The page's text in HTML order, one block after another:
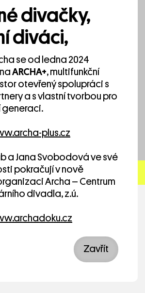
divačky,
diváci,
se od ledna 2024
ARCHA+, multifunkční
otevřený spolupráci s
a s vlastní tvorbou pro
generaci.
plus.cz
a Jana Svobodová ve své
pokračují v nově
Archa – Centrum
divadla, z.ú.
Zavřít
Evropy.
janasvobodova.art/
– Social-specific